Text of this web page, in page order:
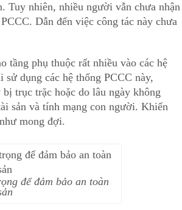
Tuy nhiên, nhiều người vẫn chưa nhận
Dẫn đến việc công tác này chưa
tầng phụ thuộc rất nhiều vào các hệ
dụng các hệ thống PCCC này,
trục trặc hoặc do lâu ngày không
sản và tính mạng con người. Khiến
mong đợi.
để đảm bảo an toàn